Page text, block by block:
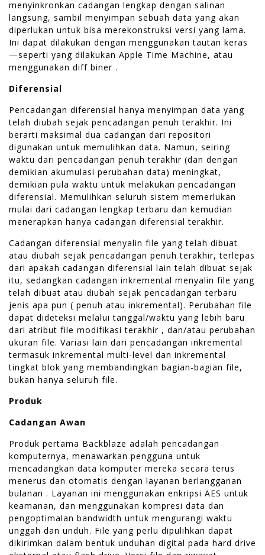
menyinkronkan cadangan lengkap dengan salinan
langsung, sambil menyimpan sebuah data yang akan
diperlukan untuk bisa merekonstruksi versi yang lama.
Ini dapat dilakukan dengan menggunakan tautan keras
—seperti yang dilakukan Apple Time Machine, atau
menggunakan diff biner .
Diferensial
Pencadangan diferensial hanya menyimpan data yang
telah diubah sejak pencadangan penuh terakhir. Ini
berarti maksimal dua cadangan dari repositori
digunakan untuk memulihkan data. Namun, seiring
waktu dari pencadangan penuh terakhir (dan dengan
demikian akumulasi perubahan data) meningkat,
demikian pula waktu untuk melakukan pencadangan
diferensial. Memulihkan seluruh sistem memerlukan
mulai dari cadangan lengkap terbaru dan kemudian
menerapkan hanya cadangan diferensial terakhir.
Cadangan diferensial menyalin file yang telah dibuat
atau diubah sejak pencadangan penuh terakhir, terlepas
dari apakah cadangan diferensial lain telah dibuat sejak
itu, sedangkan cadangan inkremental menyalin file yang
telah dibuat atau diubah sejak pencadangan terbaru
jenis apa pun ( penuh atau inkremental). Perubahan file
dapat dideteksi melalui tanggal/waktu yang lebih baru
dari atribut file modifikasi terakhir , dan/atau perubahan
ukuran file. Variasi lain dari pencadangan inkremental
termasuk inkremental multi-level dan inkremental
tingkat blok yang membandingkan bagian-bagian file,
bukan hanya seluruh file.
Produk
Cadangan Awan
Produk pertama Backblaze adalah pencadangan
komputernya, menawarkan pengguna untuk
mencadangkan data komputer mereka secara terus
menerus dan otomatis dengan layanan berlangganan
bulanan . Layanan ini menggunakan enkripsi AES untuk
keamanan, dan menggunakan kompresi data dan
pengoptimalan bandwidth untuk mengurangi waktu
unggah dan unduh. File yang perlu dipulihkan dapat
dikirimkan dalam bentuk unduhan digital pada hard drive